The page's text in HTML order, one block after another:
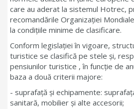
care au aderat la sistemul Hotrec,
recomandările Organizaţiei
la condiţiile minime de clasificare.
Conform legislaţiei în vigoare,
turistice se clasifică pe stele şi,
pensiunilor turistice , în funcţie de
baza a două criterii majore:
- suprafaţă şi echipamente:
sanitară, mobilier şi alte accesorii;